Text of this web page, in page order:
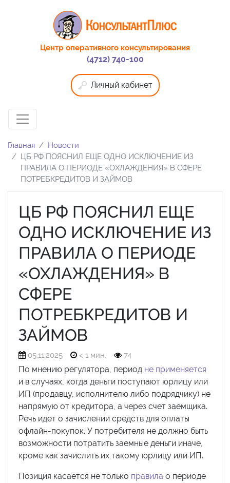
Центр оперативного консультирования
(4712) 740-100
Личный кабинет
Главная
Новости
ЦБ РФ ПОЯСНИЛ ЕЩЕ ОДНО ИСКЛЮЧЕНИЕ ИЗ
ПРАВИЛА О ПЕРИОДЕ «ОХЛАЖДЕНИЯ» В СФЕРЕ
ПОТРЕБКРЕДИТОВ И ЗАЙМОВ
ЦБ РФ ПОЯСНИЛ ЕЩЕ
ОДНО ИСКЛЮЧЕНИЕ ИЗ
ПРАВИЛА О ПЕРИОДЕ
«ОХЛАЖДЕНИЯ» В
СФЕРЕ
ПОТРЕБКРЕДИТОВ И
ЗАЙМОВ
05.11.2025 < 1 мин. 74
По мнению регулятора, период не применяется
и в случаях, когда деньги поступают юрлицу или
ИП (продавцу, исполнителю либо подрядчику) не
напрямую от кредитора, а через счет заемщика.
Речь идет о зачислении средств для оплаты
офлайн-покупок. У потребителя не должно быть
возможности потратить заемные деньги иначе,
кроме как зачислить их такому юрлицу или ИП.
Позиция касается не только правила о периоде